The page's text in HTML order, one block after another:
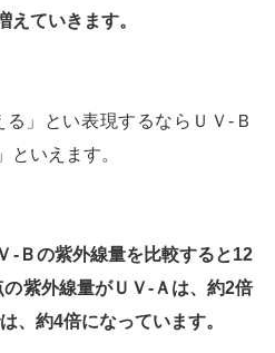
えていきます。
」とい表現するならＵＶ-Ｂ
といえます。
-Ｂの紫外線量を比較すると12
紫外線量がＵＶ-Ａは、約2倍
、約4倍になっています。